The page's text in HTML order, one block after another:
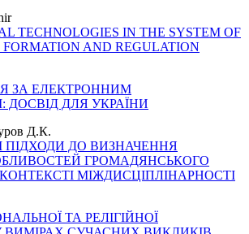
TECHNOLOGIES IN THE SYSTEM OF
AND REGULATION
ЗА ЕЛЕКТРОННИМ
ДЛЯ УКРАЇНИ
Д.К.
ПІДХОДИ ДО ВИЗНАЧЕННЯ
ГРОМАДЯНСЬКОГО
МІЖДИСЦІПЛІНАРНОСТІ
ТА РЕЛІГІЙНОЇ